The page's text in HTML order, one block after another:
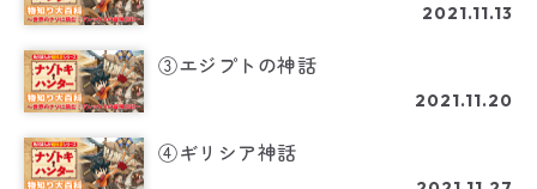
2021.11.13
③エジプトの神話
2021.11.20
④ギリシア神話